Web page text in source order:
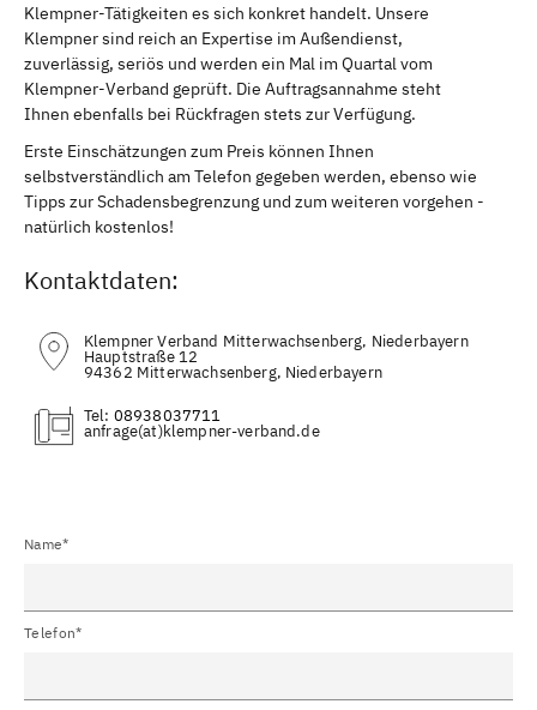
Klempner-Tätigkeiten es sich konkret handelt. Unsere
Klempner sind reich an Expertise im Außendienst,
zuverlässig, seriös und werden ein Mal im Quartal vom
Klempner-Verband geprüft. Die Auftragsannahme steht
Ihnen ebenfalls bei Rückfragen stets zur Verfügung.
Erste Einschätzungen zum Preis können Ihnen
selbstverständlich am Telefon gegeben werden, ebenso wie
Tipps zur Schadensbegrenzung und zum weiteren vorgehen -
natürlich kostenlos!
Kontaktdaten:
Klempner Verband Mitterwachsenberg, Niederbayern
Hauptstraße 12
94362 Mitterwachsenberg, Niederbayern
Tel: 08938037711
(at)
Name*
Telefon*